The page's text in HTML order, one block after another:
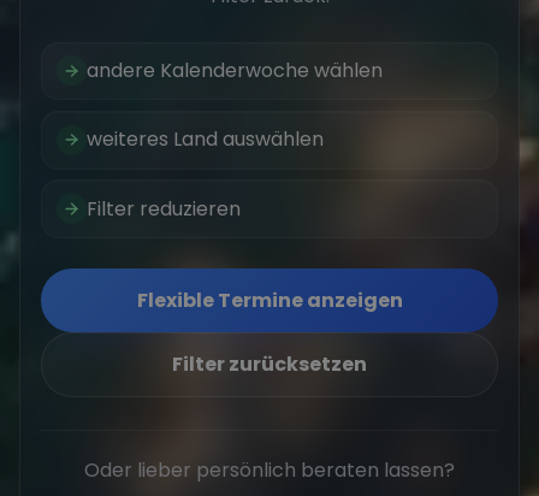
andere Kalenderwoche wählen
weiteres Land auswählen
Filter reduzieren
Flexible Termine anzeigen
Filter zurücksetzen
Oder lieber persönlich beraten lassen?